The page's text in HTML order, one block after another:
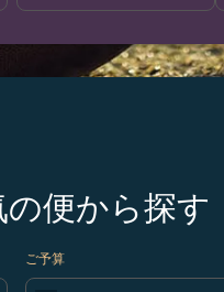
便から探す
ご予算